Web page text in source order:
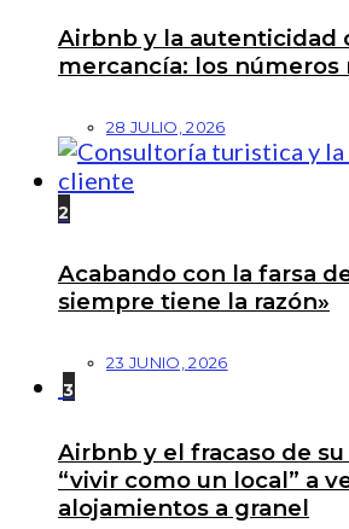
Airbnb y la autenticidad
mercancía: los
28 JULIO, 2026
2
Acabando con la farsa
siempre tiene la razón»
23 JUNIO, 2026
3
Airbnb y el fracaso de
“vivir como un local” a
alojamientos a granel